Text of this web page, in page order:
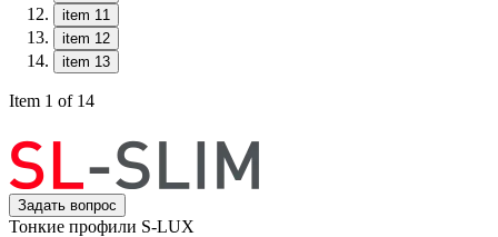
item 11
item 12
item 13
Item 1 of 14
Задать вопрос
Тонкие профили S-LUX